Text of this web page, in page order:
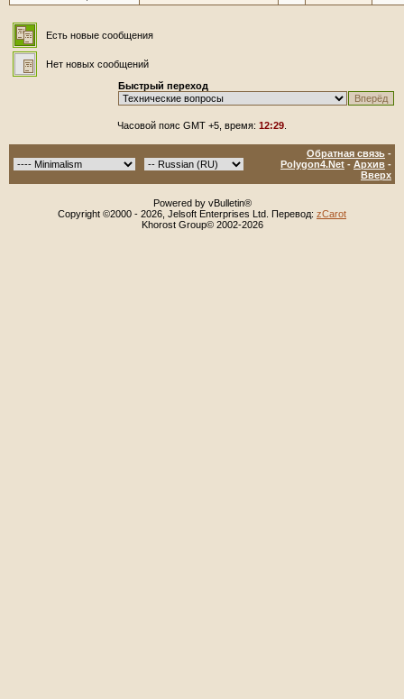
Есть новые сообщения
Нет новых сообщений
Быстрый переход
Часовой пояс GMT +5, время: 12:29
Обратная связь -
Polygon4.Net - Архив -
Вверх
Powered by vBulletin®
Copyright ©2000 - 2026, Jelsoft Enterprises Ltd. Перевод: zCarot
Khorost Group© 2002-2026